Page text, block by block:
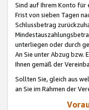
Sind auf Ihrem Konto für
Frist von sieben Tagen
Schlussbetrag
unterliegen oder durch
An Sie unter Abzug bzw.
Ihnen gemäß der
Sollten Sie, gleich aus
an Sie im Rahmen der